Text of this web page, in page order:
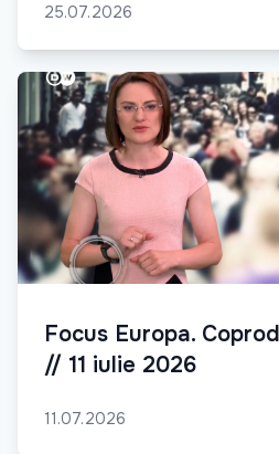
25.07.2026
Focus Europa.
// 11 iulie 2026
11.07.2026